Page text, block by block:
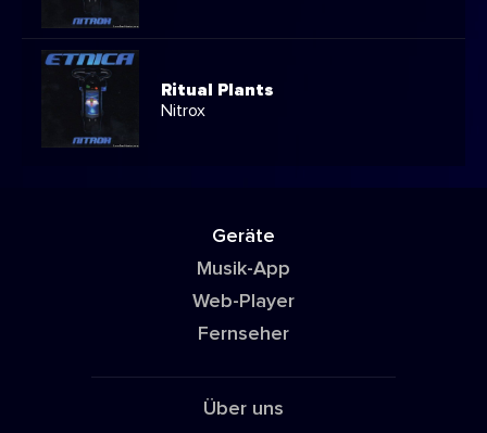
Ritual Plants
Nitrox
Geräte
Musik-App
Web-Player
Fernseher
Über uns